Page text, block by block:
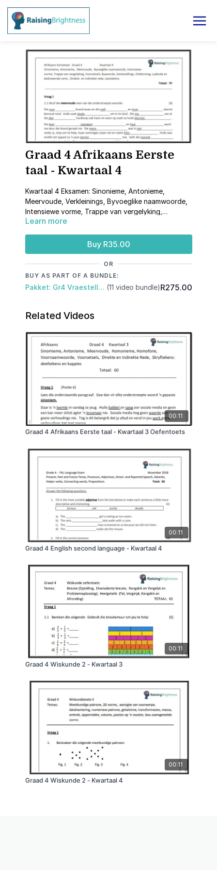
Graad 4 Afrikaans Eerste
taal - Kwartaal 4
Kwartaal 4 Eksamen: Sinonieme, Antonieme,
Meervoude, Verkleinings, Byvoeglike naamwoorde,
Intensiewe vorme, Trappe van vergelyking,
Voorsetsels, Bywoorde, Samestellings, Ontkenning,
Learn more
Buy R35.00
OR
BUY AS PART OF A BUNDLE:
Pakket: Gr4 Vraestelle: Kwartaal 3 & November Eksamen (11 video bundle)R275.00
Related Videos
00:11
Graad 4 Afrikaans Eerste taal - Kwartaal 3 Oefentoets
00:11
Graad 4 English second language - Kwartaal 4
00:11
Graad 4 Wiskunde 2 - Kwartaal 3
00:11
Graad 4 Wiskunde 2 - Kwartaal 4